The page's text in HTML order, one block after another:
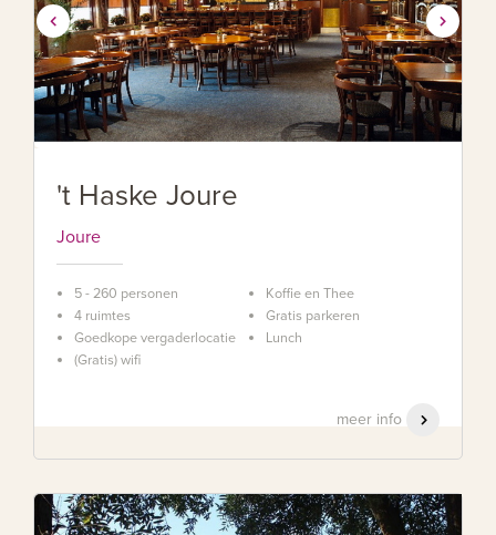
't Haske Joure
Joure
5 - 260 personen
4 ruimtes
Goedkope vergaderlocatie
(Gratis) wifi
Koffie en Thee
Gratis parkeren
Lunch
meer info